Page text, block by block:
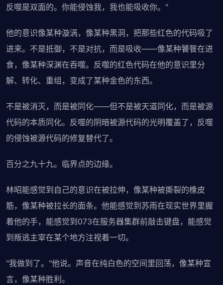
反噬是双面的。你能侵蚀我，我也能吸收你。"
他的意识像某种漩涡，像某种黑洞，把那些红色的代码吸了
进来。不是抵御，不是对抗，而是吸收——像某种饕餮在进
食，像某种深渊在吞噬。反噬的红色代码在他的意识里分
解、转化、重组，变成了某种金色的东西。
不是被消灭，而是被同化——但不是被天道同化，而是被源
代码的本质同化。反噬的阴暗被源代码的光明覆盖了，反噬
的侵蚀被源代码的修复替代了。
百分之九十九。临界点的边缘。
林昭能感觉到自己的意识在被拉伸，像某种被撕裂的橡皮
筋，像某种被拉长的面条。他能感觉到苏雨在现实世界里握
着他的手，能感觉到073在服务器集群前敲击键盘，能感觉
到叛逃主宰在某个地方注视着一切。
"我做到了。"他说。声音在纯白色的空间里回荡，像某种宣
言，像某种胜利。